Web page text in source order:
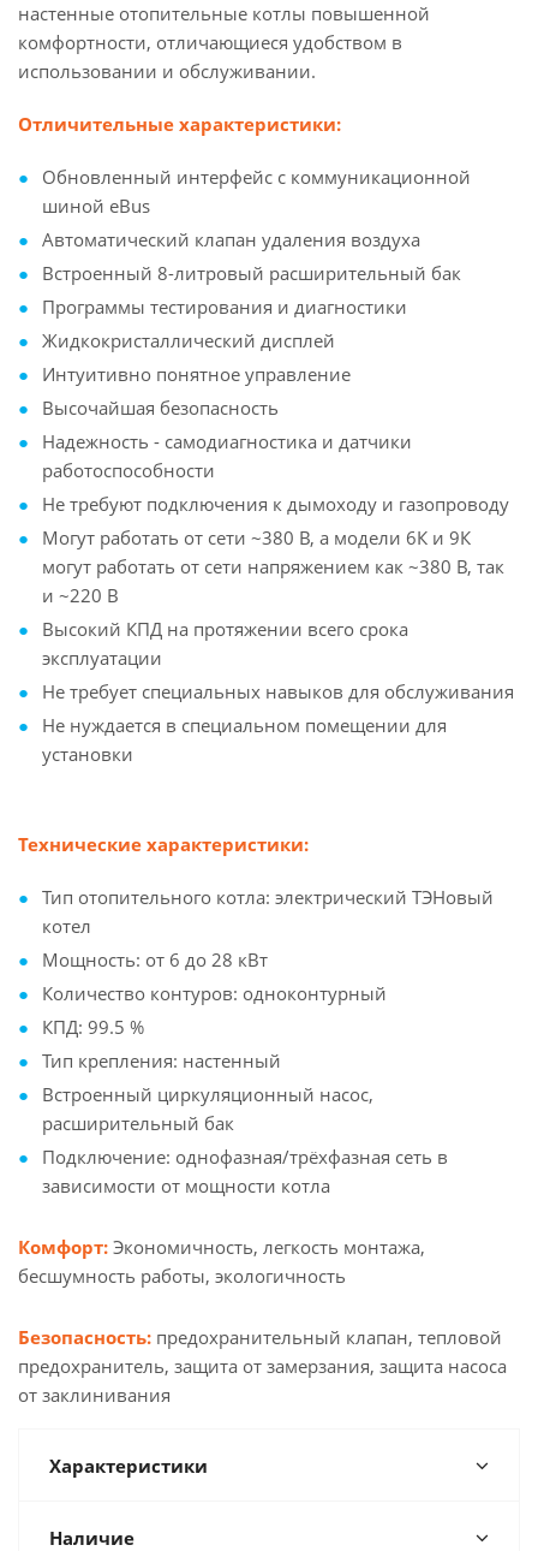
настенные отопительные котлы повышенной
комфортности, отличающиеся удобством в
использовании и обслуживании.
Отличительные характеристики:
Обновленный интерфейс с коммуникационной
шиной eBus
Автоматический клапан удаления воздуха
Встроенный 8-литровый расширительный бак
Программы тестирования и диагностики
Жидкокристаллический дисплей
Интуитивно понятное управление
Высочайшая безопасность
Надежность - самодиагностика и датчики
работоспособности
Не требуют подключения к дымоходу и газопроводу
Могут работать от сети ~380 В, а модели 6К и 9К
могут работать от сети напряжением как ~380 В, так
и ~220 В
Высокий КПД на протяжении всего срока
эксплуатации
Не требует специальных навыков для обслуживания
Не нуждается в специальном помещении для
установки
Технические характеристики:
Тип отопительного котла: электрический ТЭНовый
котел
Мощность: от 6 до 28 кВт
Количество контуров: одноконтурный
КПД: 99.5 %
Тип крепления: настенный
Встроенный циркуляционный насос,
расширительный бак
Подключение: однофазная/трёхфазная сеть в
зависимости от мощности котла
Комфорт: Экономичность, легкость монтажа,
бесшумность работы, экологичность
Безопасность: предохранительный клапан, тепловой
предохранитель, защита от замерзания, защита насоса
от заклинивания
Характеристики
Наличие